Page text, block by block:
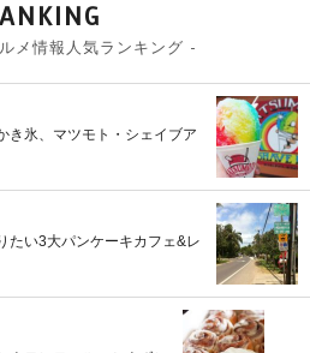
メ情報人気ランキング -
き氷、マツモト・シェイブア
たい3大パンケーキカフェ&レ